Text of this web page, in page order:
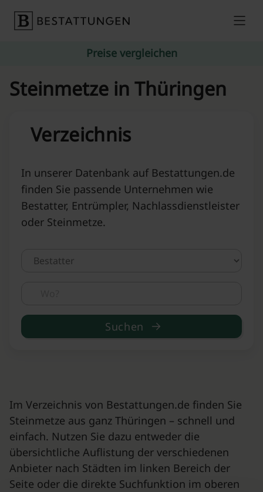
Preise vergleichen
Steinmetze in Thüringen
Verzeichnis
In unserer Datenbank auf Bestattungen.de
finden Sie passende Unternehmen wie
Bestatter, Entrümpler, Nachlassdienstleister
oder Steinmetze.
Suchen
Im Verzeichnis von Bestattungen.de finden Sie
Steinmetze aus ganz Thüringen – schnell und
einfach. Nutzen Sie dazu entweder die
übersichtliche Auflistung der verschiedenen
Anbieter nach Städten im linken Bereich der
Seite oder die direkte Suchfunktion im oberen